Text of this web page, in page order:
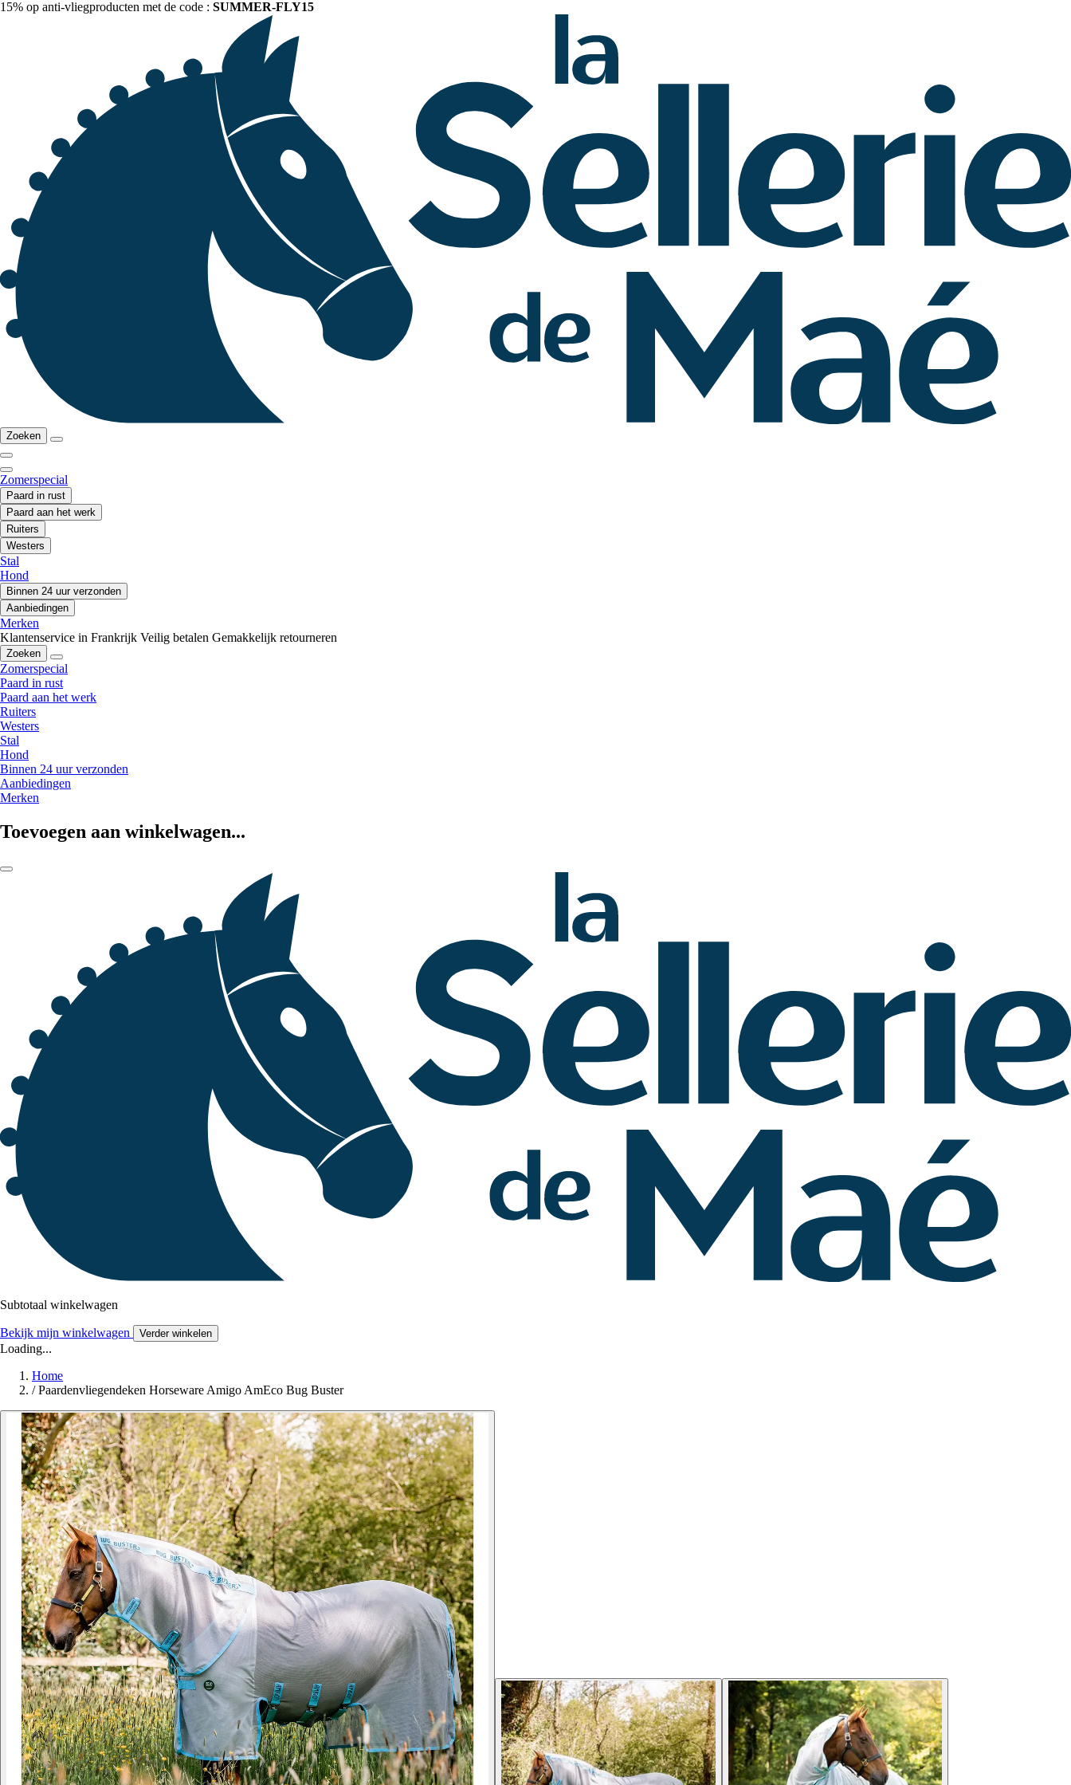
15% op anti-vliegproducten met de code : SUMMER-FLY15
Zoeken
Zomerspecial
Paard in rust
Paard aan het werk
Ruiters
Westers
Stal
Hond
Binnen 24 uur verzonden
Aanbiedingen
Merken
Klantenservice in Frankrijk Veilig betalen Gemakkelijk retourneren
Zoeken
Zomerspecial
Paard in rust
Paard aan het werk
Ruiters
Westers
Stal
Hond
Binnen 24 uur verzonden
Aanbiedingen
Merken
Toevoegen aan winkelwagen...
Subtotaal winkelwagen
Bekijk mijn winkelwagen Verder winkelen
Loading...
Home
/ Paardenvliegendeken Horseware Amigo AmEco Bug Buster